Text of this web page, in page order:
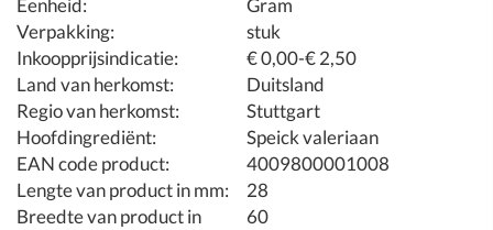
Eenheid:
Gram
Verpakking:
stuk
Inkoopprijsindicatie:
€ 0,00-€ 2,50
Land van herkomst:
Duitsland
Regio van herkomst:
Stuttgart
Hoofdingrediënt:
Speick valeriaan
EAN code product:
4009800001008
Lengte van product in mm:
28
Breedte van product in
60